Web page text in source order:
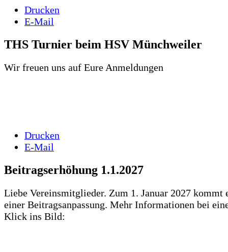
Drucken
E-Mail
THS Turnier beim HSV Münchweiler
Wir freuen uns auf Eure Anmeldungen
Drucken
E-Mail
Beitragserhöhung 1.1.2027
Liebe Vereinsmitglieder. Zum 1. Januar 2027 kommt
einer Beitragsanpassung. Mehr Informationen bei
Klick ins Bild: